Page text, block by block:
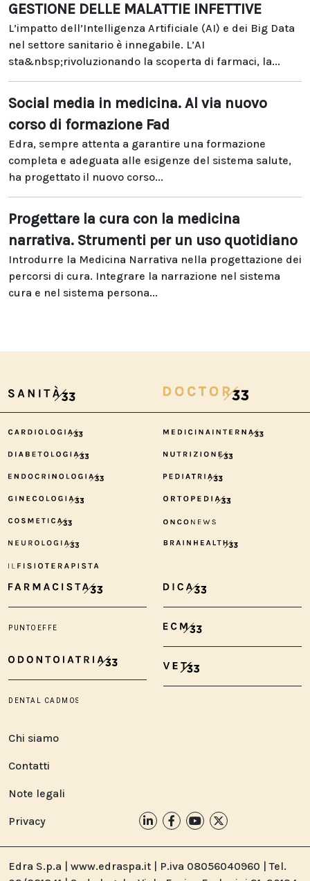
GESTIONE DELLE MALATTIE INFETTIVE
L’impatto dell’Intelligenza Artificiale (AI) e dei Big Data
nel settore sanitario è innegabile. L’AI
sta&nbsp;rivoluzionando la scoperta di farmaci, la...
Social media in medicina. Al via nuovo
corso di formazione Fad
Edra, sempre attenta a garantire una formazione
completa e adeguata alle esigenze del sistema salute,
ha progettato il nuovo corso...
Progettare la cura con la medicina
narrativa. Strumenti per un uso quotidiano
Introdurre la Medicina Narrativa nella progettazione dei
percorsi di cura. Integrare la narrazione nel sistema
cura e nel sistema persona...
Chi siamo
Contatti
Note legali
Privacy
Edra S.p.a | www.edraspa.it | P.iva 08056040960 | Tel.